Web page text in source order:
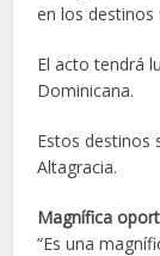
en los destinos
El acto tendrá
Dominicana.
Estos destinos
Altagracia.
Magnífica
“Es una